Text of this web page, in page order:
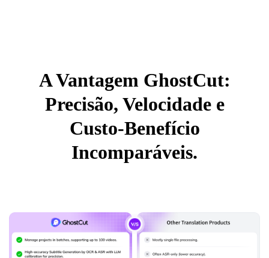
A Vantagem GhostCut:
Precisão, Velocidade e
Custo-Benefício
Incomparáveis.